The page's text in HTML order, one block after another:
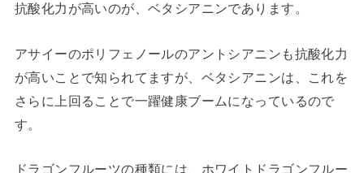
抗酸化力が高いのが、ベタシアニンであります。
アサイーのポリフェノールのアントシアニンも抗酸化力
が高いことで知られてますが、ベタシアニンは、これを
さらに上回ることで一躍健康ブームになっているので
す。
ドラゴンフルーツの種類には、ホワイトドラゴンフルー